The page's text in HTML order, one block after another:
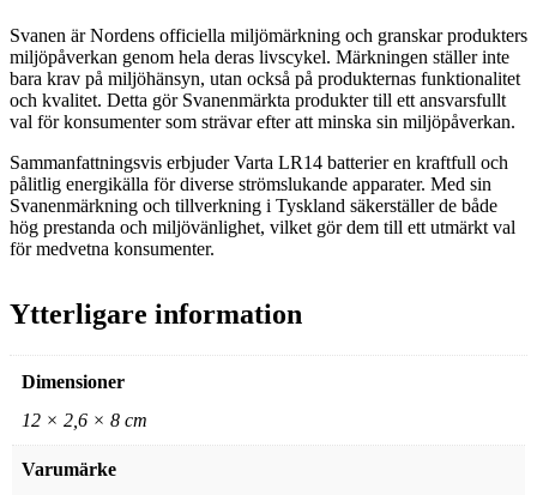
Svanen är Nordens officiella miljömärkning och granskar produkters
miljöpåverkan genom hela deras livscykel. Märkningen ställer inte
bara krav på miljöhänsyn, utan också på produkternas funktionalitet
och kvalitet. Detta gör Svanenmärkta produkter till ett ansvarsfullt
val för konsumenter som strävar efter att minska sin miljöpåverkan.
Sammanfattningsvis erbjuder Varta LR14 batterier en kraftfull och
pålitlig energikälla för diverse strömslukande apparater. Med sin
Svanenmärkning och tillverkning i Tyskland säkerställer de både
hög prestanda och miljövänlighet, vilket gör dem till ett utmärkt val
för medvetna konsumenter.
Ytterligare information
Dimensioner
12 × 2,6 × 8 cm
Varumärke